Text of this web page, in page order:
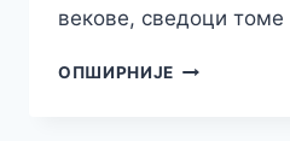
векове, сведоци томе
ОПШИРНИЈЕ БАЧКА